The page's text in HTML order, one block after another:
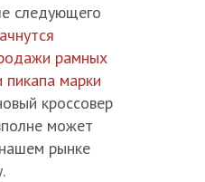
следующего
рамных
марки
кроссовер
может
рынке